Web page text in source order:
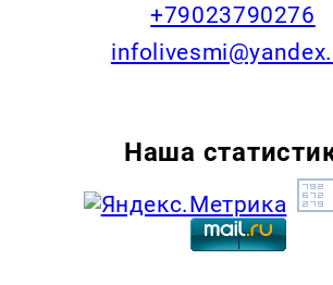
+79023790276
Наша